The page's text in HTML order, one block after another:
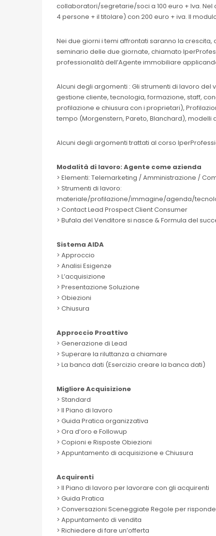
collaboratori/segretarie/soci a 100 euro + Iva.
4 persone + il titolare) con 200 euro + iva. Il
Nei due giorni i temi affrontati saranno la
seminario delle due giornate, chiamato
professionalità dell’Agente immobiliare
Alcuni degli argomenti : Gli strumenti di lavoro
gestione cliente, tecnologia, formazione, staff,
profilazione e chiusura con i proprietari),
tempo (Morgenstern, Pareto, Blanchard), modelli
Alcuni degli argomenti trattati al corso
Modalità di lavoro: Agente come azienda
> Elementi: Telemarketing / Amministrazione /
> Strumenti di lavoro:
materiale/profilazione/immagine/agenda/
> Contact Lead Prospect Client Consumer
> Bufala del Venditore si nasce & Formula del
Sistema AIDA
> Approccio
> Analisi Esigenze
> L’acquisizione
> Presentazione Soluzione
> Obiezioni
> Chiusura
Approccio Proattivo
> Generazione di Lead
> Superare la riluttanza a chiamare
> La banca dati (Esercizio creare la banca dati)
Migliore Acquisizione
> Standard
> Il Piano di lavoro
> Guida Pratica organizzativa
> Ora d’oro e Followup
> Copioni e Risposte Obiezioni
> Appuntamento di acquisizione e Chiusura
Acquirenti
> Il Piano di lavoro per lavorare con gli acquirenti
> Guida Pratica
> Conversazioni Sceneggiate Regole per
> Appuntamento di vendita
> Richiedere di fare un’offerta